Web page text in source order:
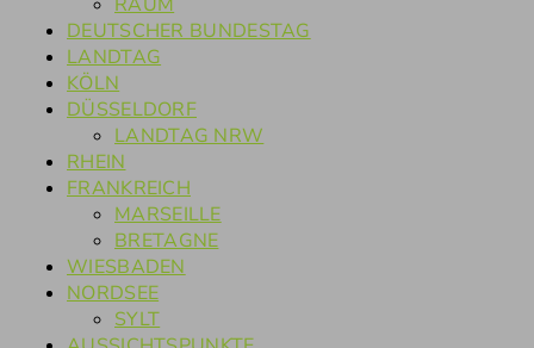
DEUTSCHER BUNDESTAG
LANDTAG
KÖLN
DÜSSELDORF
LANDTAG NRW
RHEIN
FRANKREICH
MARSEILLE
BRETAGNE
WIESBADEN
NORDSEE
SYLT